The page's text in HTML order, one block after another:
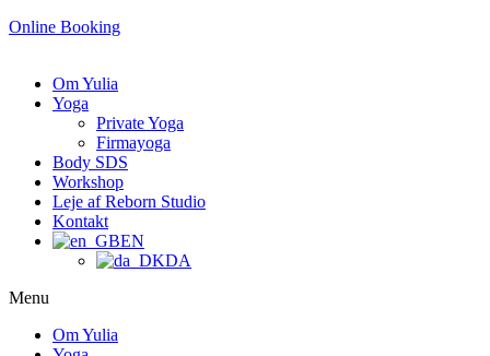
Online Booking
Om Yulia
Yoga
Private Yoga
Firmayoga
Body SDS
Workshop
Leje af Reborn Studio
Kontakt
EN
DA
Menu
Om Yulia